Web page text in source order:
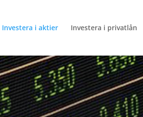
Investera i aktier Investera i privatlån